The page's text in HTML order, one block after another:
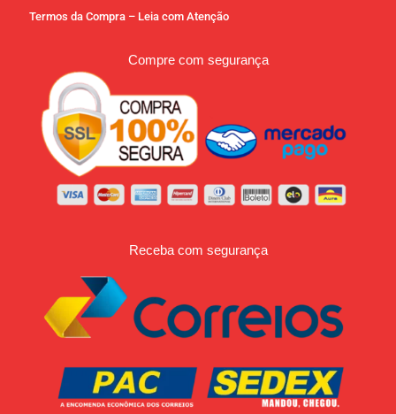
Termos da Compra – Leia com Atenção
Compre com segurança
Receba com segurança